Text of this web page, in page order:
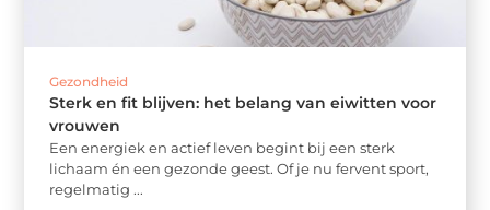
Gezondheid
Sterk en fit blijven: het belang van eiwitten voor
vrouwen
Een energiek en actief leven begint bij een sterk
lichaam én een gezonde geest. Of je nu fervent sport,
regelmatig ...